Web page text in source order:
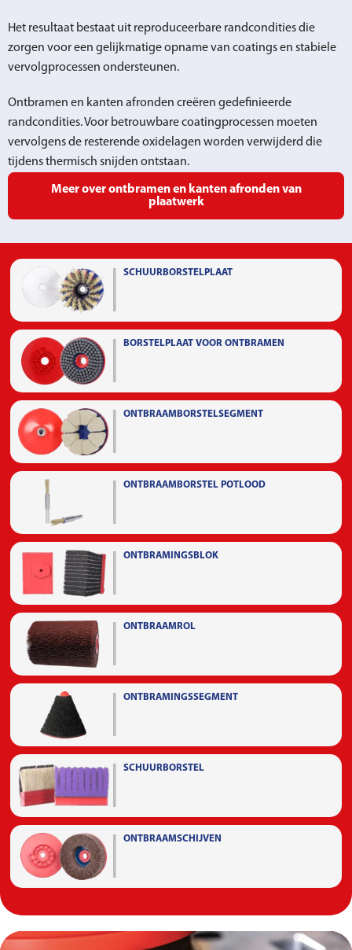
Het resultaat bestaat uit reproduceerbare randcondities die
zorgen voor een gelijkmatige opname van coatings en stabiele
vervolgprocessen ondersteunen.
Ontbramen en kanten afronden creëren gedefinieerde
randcondities. Voor betrouwbare coatingprocessen moeten
vervolgens de resterende oxidelagen worden verwijderd die
tijdens thermisch snijden ontstaan.
Meer over ontbramen en kanten afronden van
plaatwerk
SCHUURBORSTELPLAAT
BORSTELPLAAT VOOR ONTBRAMEN
ONTBRAAMBORSTELSEGMENT
ONTBRAAMBORSTEL POTLOOD
ONTBRAMINGSBLOK
ONTBRAAMROL
ONTBRAMINGSSEGMENT
SCHUURBORSTEL
ONTBRAAMSCHIJVEN